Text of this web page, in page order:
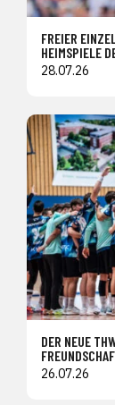
FREIER
HEIMSPIELE
28.07.26
DER NEUE
26.07.26